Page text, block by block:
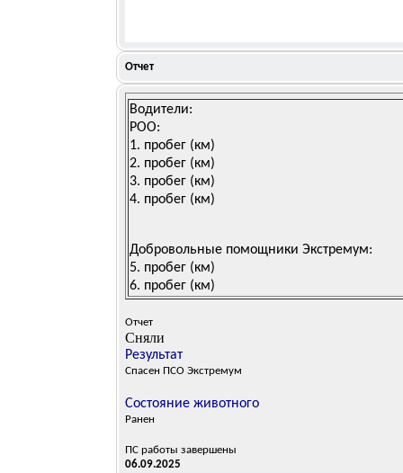
Отчет
Водители:
РОО:
1. пробег (км)
2. пробег (км)
3. пробег (км)
4. пробег (км)
Добровольные помощники Экстремум:
5. пробег (км)
6. пробег (км)
Отчет
Сняли
Результат
Cпасен ПСО Экстремум
Состояние животного
Ранен
ПС работы завершены
06.09.2025